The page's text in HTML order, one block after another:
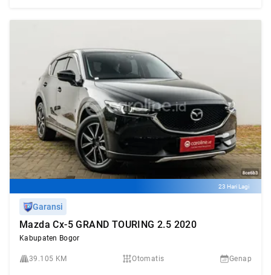
23 Hari Lagi
Garansi
Mazda Cx-5 GRAND TOURING 2.5 2020
Kabupaten Bogor
39.105 KM Otomatis Genap